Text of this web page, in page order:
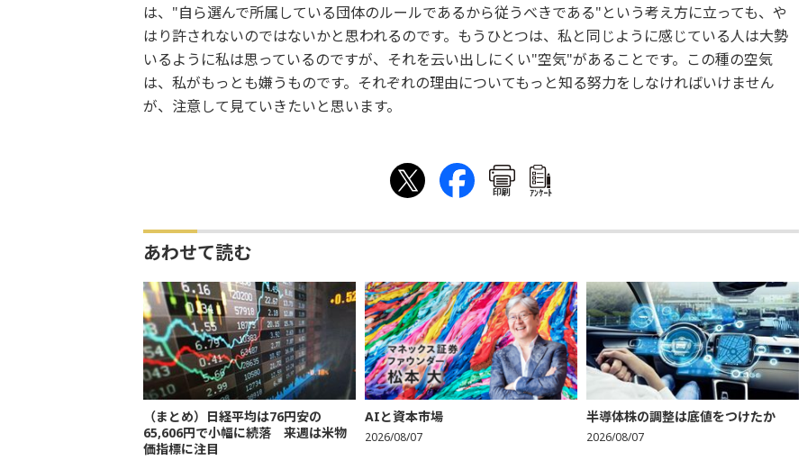
は、"自ら選んで所属している団体のルールであるから従うべきである"という考え方に立っても、や
はり許されないのではないかと思われるのです。もうひとつは、私と同じように感じている人は大勢
いるように私は思っているのですが、それを云い出しにくい"空気"があることです。この種の空気
は、私がもっとも嫌うものです。それぞれの理由についてもっと知る努力をしなければいけません
が、注意して見ていきたいと思います。
印刷 ｱﾝｹｰﾄ
あわせて読む
（まとめ）日経平均は76円安の
65,606円で小幅に続落 来週は米物
価指標に注目
AIと資本市場
2026/08/07
半導体株の調整は底値をつけたか
2026/08/07